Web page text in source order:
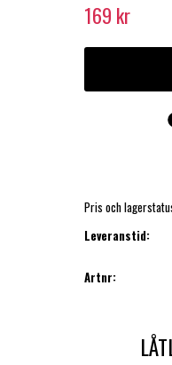
169 kr
Pris och
Leveranstid:
Artnr: